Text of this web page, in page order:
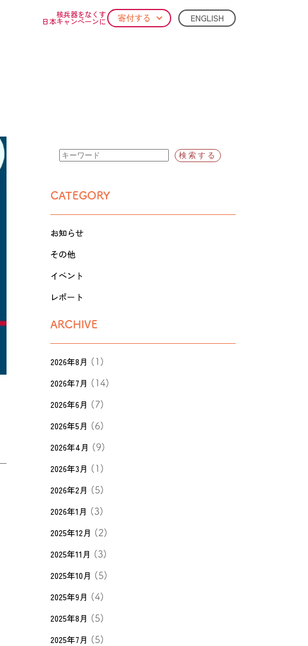
核兵器をなくす
日本キャンペーンに 寄付する ENGLISH
CATEGORY
お知らせ
その他
イベント
レポート
ARCHIVE
2026年8月 (1)
2026年7月 (14)
2026年6月 (7)
2026年5月 (6)
2026年4月 (9)
2026年3月 (1)
2026年2月 (5)
2026年1月 (3)
2025年12月 (2)
2025年11月 (3)
2025年10月 (5)
2025年9月 (4)
2025年8月 (5)
2025年7月 (5)